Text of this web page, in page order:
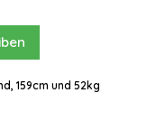
159cm und 52kg